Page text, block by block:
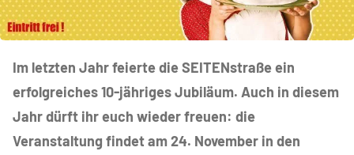
Im letzten Jahr feierte die SEITENstraße ein
erfolgreiches 10-jähriges Jubiläum. Auch in diesem
Jahr dürft ihr euch wieder freuen: die
Veranstaltung findet am 24. November in den